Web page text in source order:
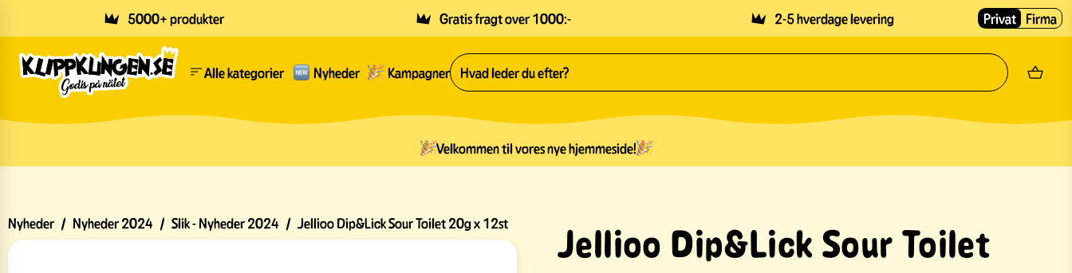
5000+ produkter Gratis fragt over 1000:- 2-5 hverdage levering Privat Firma
Alle kategorier Nyheder Kampagner
Velkommen til vores nye hjemmeside!
Nyheder / Nyheder 2024 / Slik - Nyheder 2024 / Jellioo Dip&Lick Sour Toilet 20g x 12st
Jellioo Dip&Lick Sour Toilet